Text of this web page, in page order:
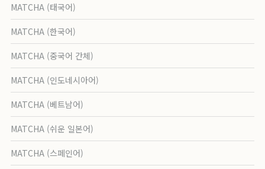
MATCHA (태국어)
MATCHA (한국어)
MATCHA (중국어 간체)
MATCHA (인도네시아어)
MATCHA (베트남어)
MATCHA (쉬운 일본어)
MATCHA (스페인어)